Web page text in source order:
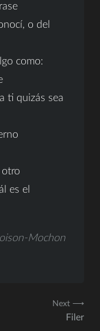
o del
como:
ti quizás sea
es el
Mochon
Next ⟶
Filer